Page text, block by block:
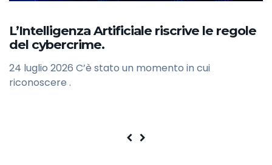
L’Intelligenza Artificiale riscrive le regole
del cybercrime.
24 luglio 2026 C’è stato un momento in cui
riconoscere .